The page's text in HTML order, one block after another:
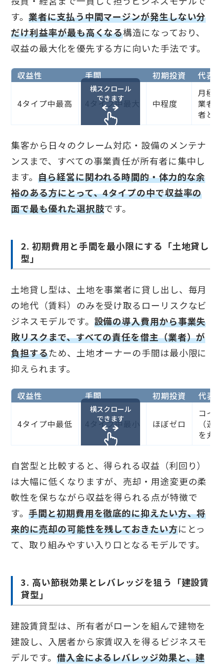
す。業者に支払う中間マージンが発生しない分
だけ利益率が最も高くなる構造になっており、
収益の最大化を優先する方に向いた手法です。
収益性 手間 初期投資 代表
4タイプ中最高 4タイプ中最大 中程度
月極
業者
者と
横スクロール
できます
集客から日々のクレーム対応・設備のメンテナ
ンスまで、すべての事業責任が所有者に集中し
ます。自ら経営に関われる時間的・体力的な余
裕のある方にとって、4タイプの中で収益率の
面で最も優れた選択肢です。
2. 初期費用と手間を最小限にする「土地貸し
型」
土地貸し型は、土地を事業者に貸し出し、毎月
の地代（賃料）のみを受け取るローリスクなビ
ジネスモデルです。 設備の導入費用から事業失
敗リスクまで、すべての責任を借主（業者）が
負担するため、土地オーナーの手間は最小限に
抑えられます。
収益性 手間 初期投資 代表
4タイプ中最低 4タイプ中最小 ほぼゼロ
コイ
（
を丸
横スクロール
できます
自営型と比較すると、得られる収益（利回り）
は大幅に低くなりますが、売却・用途変更の柔
軟性を保ちながら収益を得られる点が特徴で
す。手間と初期費用を徹底的に抑えたい方、将
来的に売却の可能性を残しておきたい方にとっ
て、取り組みやすい入り口となるモデルです。
3. 高い節税効果とレバレッジを狙う「建設賃
貸型」
建設賃貸型は、所有者がローンを組んで建物を
建設し、入居者から家賃収入を得るビジネスモ
デルです。 借入金によるレバレッジ効果と、建